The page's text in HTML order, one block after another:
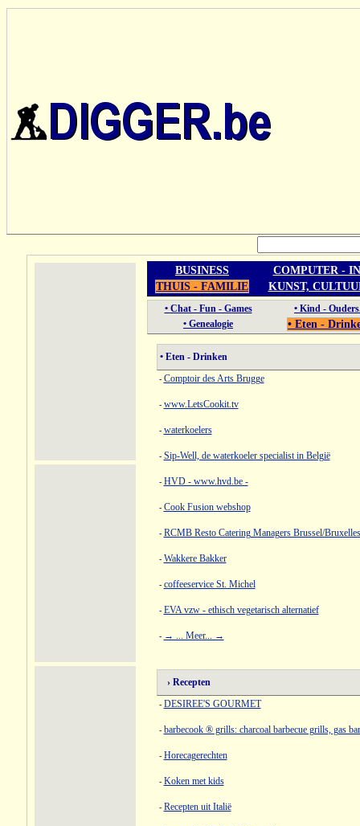
BUSINESS
COMPUTER -
THUIS - FAMILIE
KUNST,
• Chat - Fun - Games
• Kind -
• Genealogie
• Eten -
• Eten - Drinken
- Comptoir des Arts Brugge
- www.LetsCookit.tv
- waterkoelers
- Sip-Well, de waterkoeler specialist in België
- HVD - www.hvd.be -
- Cook Fusion webshop
- RCMB Resto Catering Managers Brussel/Bruxelles
- Wakkere Bakker
- coffeeservice St. Michel
- EVA vzw - ethisch vegetarisch alternatief
- → ... Meer... →
› Recepten
- DESIREE'S GOURMET
- barbecook ® grills: charcoal barbecue grills, gas
- Horecagerechten
- Koken met kids
- Recepten uit Italië